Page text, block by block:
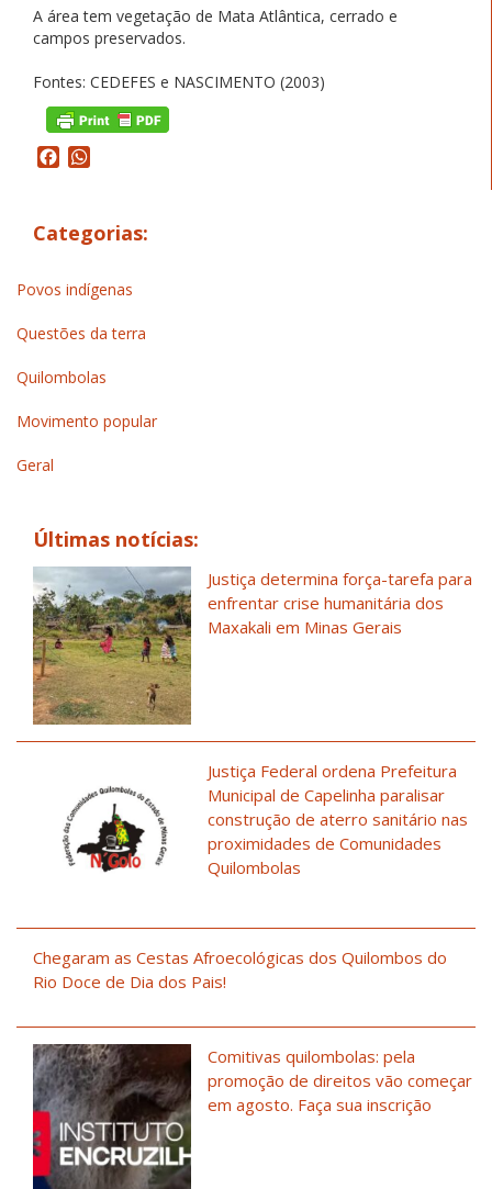
A área tem vegetação de Mata Atlântica, cerrado e
campos preservados.
Fontes: CEDEFES e NASCIMENTO (2003)
Facebook
Categorias:
Povos indígenas
Questões da terra
Quilombolas
Movimento popular
Geral
Últimas notícias:
Justiça determina força-tarefa para
enfrentar crise humanitária dos
Maxakali em Minas Gerais
Justiça Federal ordena Prefeitura
Municipal de Capelinha paralisar
construção de aterro sanitário nas
proximidades de Comunidades
Quilombolas
Chegaram as Cestas Afroecológicas dos Quilombos do
Rio Doce de Dia dos Pais!
Comitivas quilombolas: pela
promoção de direitos vão começar
em agosto. Faça sua inscrição